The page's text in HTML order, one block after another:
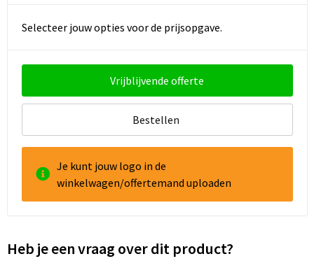
Selecteer jouw opties voor de prijsopgave.
Vrijblijvende offerte
Bestellen
Je kunt jouw logo in de
winkelwagen/offertemand uploaden
Heb je een vraag over dit product?